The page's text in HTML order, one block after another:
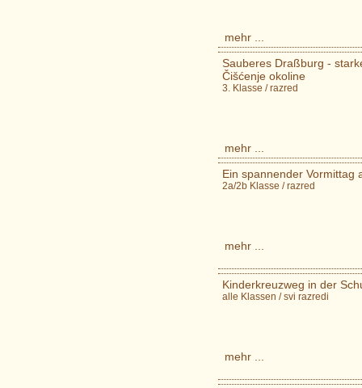
mehr ...
Sauberes Draßburg -
Čišćenje okoline
3. Klasse / razred
mehr ...
Ein spannender Vormittag
2a/2b Klasse / razred
mehr ...
Kinderkreuzweg in der
alle Klassen / svi razredi
mehr ...